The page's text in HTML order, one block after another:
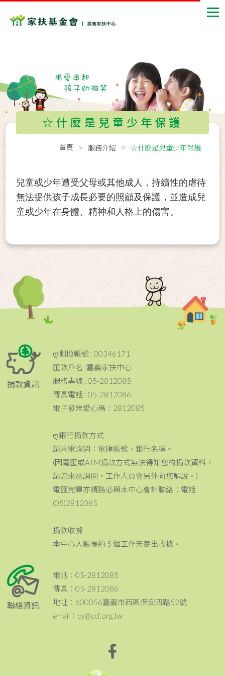
☆什麼是兒童少年保護
首頁 服務介紹 ☆什麼是兒童少年保護
兒童或少年遭受父母或其他成人，持續性的虐待
無法提供孩子成長必要的照顧及保護，並造成兒
童或少年在身體、精神和人格上的傷害。
捐款資訊
ღ劃撥帳號 : 00346171
匯款戶名 :嘉義家扶中心
服務專線 : 05-2812085
傳真電話 : 05-2812086
電子發票愛心碼：2812085
ღ銀行捐款方式
請來電詢問：電匯帳號、銀行名稱。
(因電匯或ATM捐款方式無法得知您的捐款資料，
請您來電詢問，工作人員會另外向您解說。)
電匯完畢亦請務必與本中心會計聯絡：電話
(05)2812085
捐款收據
本中心入帳後約 5 個工作天寄出收據。
聯絡資訊
電話：05-2812085
傳真：05-2812086
地址：600056嘉義市西區保安四路52號
email：cy@ccf.org.tw